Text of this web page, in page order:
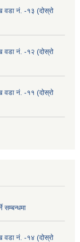
वडा नं. -१३ (दोस्रो
वडा नं. -१२ (दोस्रो
वडा नं. -११ (दोस्रो
सम्बन्धमा
वडा नं. -१४ (दोस्रो